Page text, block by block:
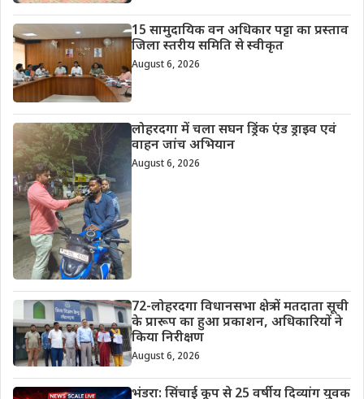
15 सामुदायिक वन अधिकार पट्टा का प्रस्ताव
जिला स्तरीय समिति से स्वीकृत
August 6, 2026
लोहरदगा में चला सघन ड्रिंक एंड ड्राइव एवं
वाहन जांच अभियान
August 6, 2026
72-लोहरदगा विधानसभा क्षेत्र में मतदाता सूची
के प्रारूप का हुआ प्रकाशन, अधिकारियों ने
किया निरीक्षण
August 6, 2026
भंडरा: सिंचाई कूप से 25 वर्षीय दिव्यांग युवक